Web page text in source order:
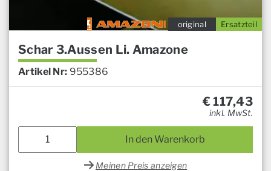
Ersatzteil
original
Schar 3.Aussen Li. Amazone
Artikel Nr: 955386
€117,43
inkl. MwSt.
In den Warenkorb
Meinen Preis anzeigen